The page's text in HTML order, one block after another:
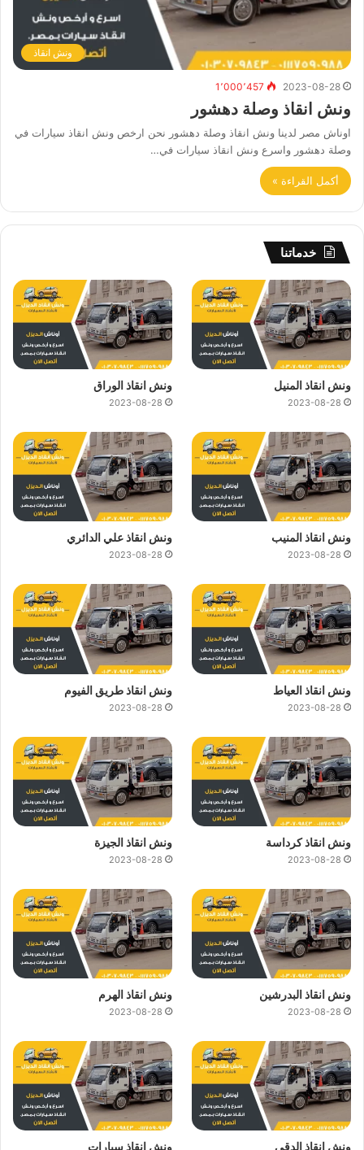
ونش انقاذ
2023-08-28 1٬000٬457
ونش انقاذ وصلة دهشور
اوناش مصر لدينا ونش انقاذ وصلة دهشور نحن ارخص ونش انقاذ سيارات في
وصلة دهشور واسرع ونش انقاذ سيارات في…
أكمل القراءة »
خدماتنا
ونش انقاذ المنيل
2023-08-28
ونش انقاذ الوراق
2023-08-28
ونش انقاذ المنيب
2023-08-28
ونش انقاذ علي الدائري
2023-08-28
ونش انقاذ العياط
2023-08-28
ونش انقاذ طريق الفيوم
2023-08-28
ونش انقاذ كرداسة
2023-08-28
ونش انقاذ الجيزة
2023-08-28
ونش انقاذ البدرشين
2023-08-28
ونش انقاذ الهرم
2023-08-28
ونش انقاذ الدقي ونش انقاذ سيارات